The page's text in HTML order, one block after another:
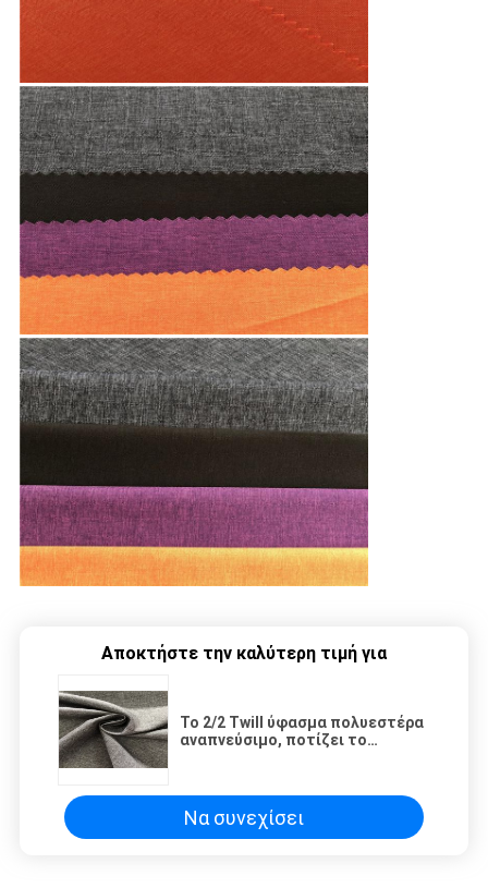
Αποκτήστε την καλύτερη τιμή για
Το 2/2 Twill ύφασμα πολυεστέρα
αναπνεύσιμο, ποτίζει το
Να συνεχίσει